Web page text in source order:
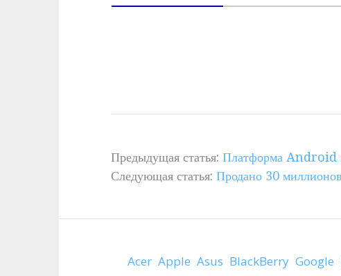
Предыдущая статья: Платформа Android
Следующая статья: Продано 30
Acer Apple Asus BlackBerry Google